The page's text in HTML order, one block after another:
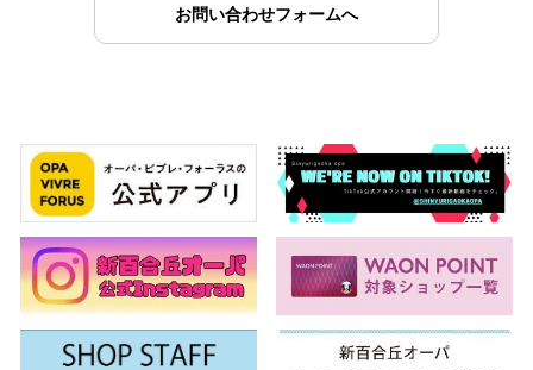
お問い合わせフォームへ
横浜ビ